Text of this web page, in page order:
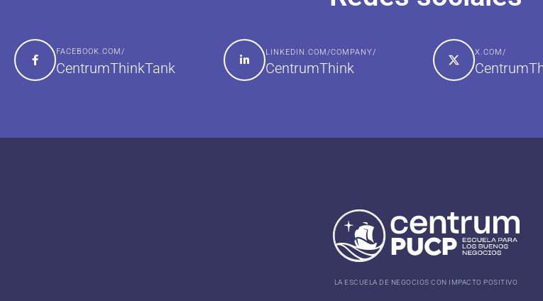
FACEBOOK.COM/
CentrumThinkTank
LINKEDIN.COM/COMPANY/
CentrumThink
X.COM/
LA ESCUELA DE NEGOCIOS CON IMPACTO POSITIVO